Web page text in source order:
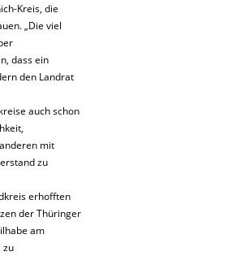
Kreis, die
„Die viel
dass ein
den Landrat
auch schon
mit
zu
erhofften
der Thüringer
am
zu